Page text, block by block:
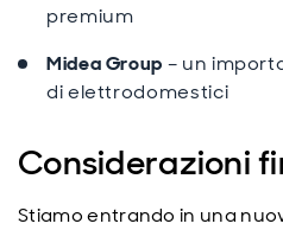
premium
Midea Group – un
di elettrodomestici
Considerazioni
Stiamo entrando in una